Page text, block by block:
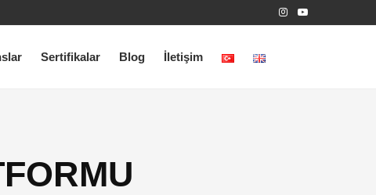
Sertifikalar Blog İletişim